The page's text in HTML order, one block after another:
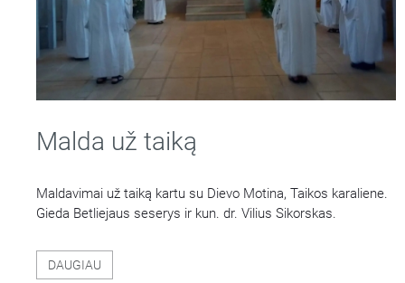
Malda už taiką
Maldavimai už taiką kartu su Dievo Motina, Taikos karaliene.
Gieda Betliejaus seserys ir kun. dr. Vilius Sikorskas.
DAUGIAU